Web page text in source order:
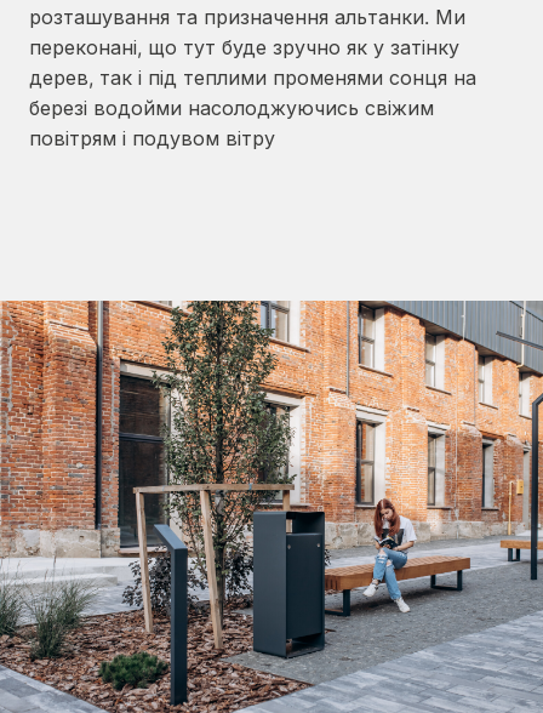
розташування та призначення альтанки. Ми
переконані, що тут буде зручно як у затінку
дерев, так і під теплими променями сонця на
березі водойми насолоджуючись свіжим
повітрям і подувом вітру